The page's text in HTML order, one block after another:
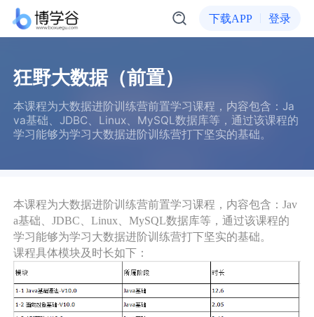
下载APP 登录
狂野大数据（前置）
本课程为大数据进阶训练营前置学习课程，内容包含：Ja
va基础、JDBC、Linux、MySQL数据库等，通过该课程的
学习能够为学习大数据进阶训练营打下坚实的基础。
本课程为大数据进阶训练营前置学习课程，内容包含：Jav
a基础、JDBC、Linux、MySQL数据库等，通过该课程的
学习能够为学习大数据进阶训练营打下坚实的基础。
课程具体模块及时长如下：